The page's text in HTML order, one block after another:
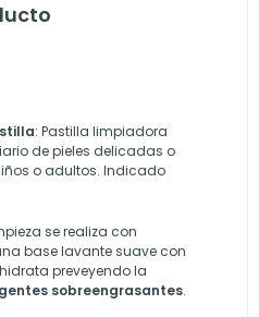
: Pastilla limpiadora
de pieles delicadas o
o adultos. Indicado
se realiza con
base lavante suave con
preveyendo la
sobreengrasantes.